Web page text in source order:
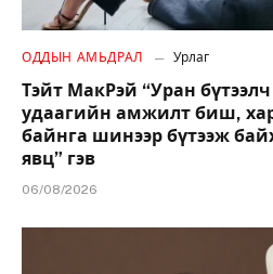
ОДДЫН АМЬДРАЛ Урлаг
Тэйт МакРэй “Уран
удаагийн амжилт биш,
байнга шинээр бүтээж
явц” гэв
06/08/2026